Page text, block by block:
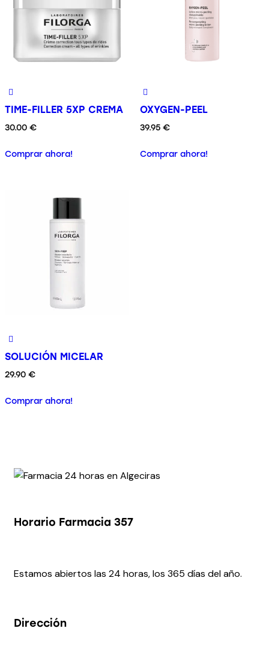
TIME-FILLER 5XP CREMA
30.00 €
Comprar ahora!
OXYGEN-PEEL
39.95 €
Comprar ahora!
SOLUCIÓN MICELAR
29.90 €
Comprar ahora!
Horario Farmacia 357
Estamos abiertos las 24 horas, los 365 días del año.
Dirección